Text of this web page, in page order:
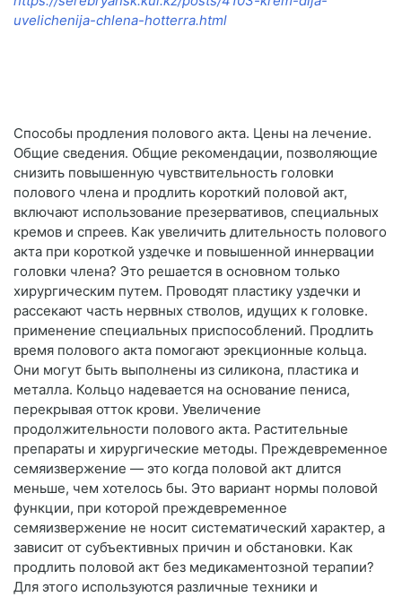
uvelichenija-chlena-hotterra.html
Способы продления полового акта. Цены на лечение.
Общие сведения. Общие рекомендации, позволяющие
снизить повышенную чувствительность головки
полового члена и продлить короткий половой акт,
включают использование презервативов, специальных
кремов и спреев. Как увеличить длительность полового
акта при короткой уздечке и повышенной иннервации
головки члена? Это решается в основном только
хирургическим путем. Проводят пластику уздечки и
рассекают часть нервных стволов, идущих к головке.
применение специальных приспособлений. Продлить
время полового акта помогают эрекционные кольца.
Они могут быть выполнены из силикона, пластика и
металла. Кольцо надевается на основание пениса,
перекрывая отток крови. Увеличение
продолжительности полового акта. Растительные
препараты и хирургические методы. Преждевременное
семяизвержение — это когда половой акт длится
меньше, чем хотелось бы. Это вариант нормы половой
функции, при которой преждевременное
семяизвержение не носит систематический характер, а
зависит от субъективных причин и обстановки. Как
продлить половой акт без медикаментозной терапии?
Для этого используются различные техники и